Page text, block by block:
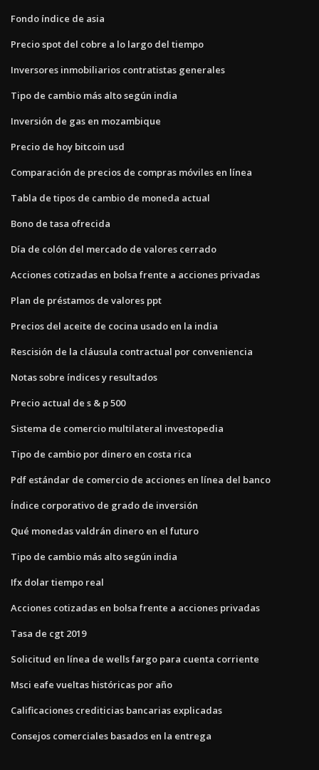
Fondo índice de asia
Precio spot del cobre a lo largo del tiempo
Inversores inmobiliarios contratistas generales
Tipo de cambio más alto según india
Inversión de gas en mozambique
Precio de hoy bitcoin usd
Comparación de precios de compras móviles en línea
Tabla de tipos de cambio de moneda actual
Bono de tasa ofrecida
Día de colón del mercado de valores cerrado
Acciones cotizadas en bolsa frente a acciones privadas
Plan de préstamos de valores ppt
Precios del aceite de cocina usado en la india
Rescisión de la cláusula contractual por conveniencia
Notas sobre índices y resultados
Precio actual de s & p 500
Sistema de comercio multilateral investopedia
Tipo de cambio por dinero en costa rica
Pdf estándar de comercio de acciones en línea del banco
Índice corporativo de grado de inversión
Qué monedas valdrán dinero en el futuro
Tipo de cambio más alto según india
Ifx dolar tiempo real
Acciones cotizadas en bolsa frente a acciones privadas
Tasa de cgt 2019
Solicitud en línea de wells fargo para cuenta corriente
Msci eafe vueltas históricas por año
Calificaciones crediticias bancarias explicadas
Consejos comerciales basados ​​en la entrega